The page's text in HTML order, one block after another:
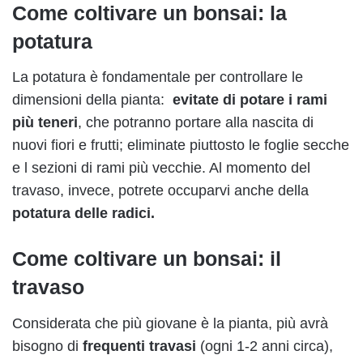
Come coltivare un bonsai: la
potatura
La potatura è fondamentale per controllare le
dimensioni della pianta: evitate di potare i rami
più teneri, che potranno portare alla nascita di
nuovi fiori e frutti; eliminate piuttosto le foglie secche
e l sezioni di rami più vecchie. Al momento del
travaso, invece, potrete occuparvi anche della
potatura delle radici.
Come coltivare un bonsai: il
travaso
Considerata che più giovane è la pianta, più avrà
bisogno di frequenti travasi (ogni 1-2 anni circa),